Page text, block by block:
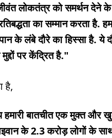
लोकतंत्र को समर्थन देने के
का सम्मान करता है.
के लंबे दौरे का हिस्सा है. ये
पर केंद्रित है."
है,
बातचीत एक मुक्त और
के 2.3 करोड़ लोगों के